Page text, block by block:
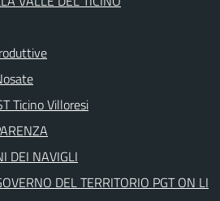
Ticino Villoresi
DEI NAVIGLI
DEL TERRITORIO PGT ON LI